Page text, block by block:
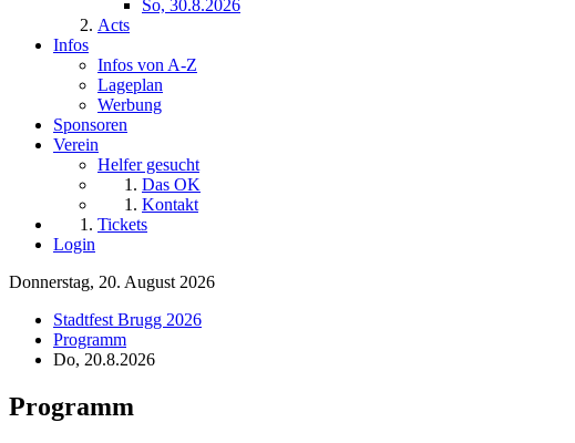
So, 30.8.2026
Acts
Infos
Infos von A-Z
Lageplan
Werbung
Sponsoren
Verein
Helfer gesucht
Das OK
Kontakt
Tickets
Login
Donnerstag, 20. August 2026
Stadtfest Brugg 2026
Programm
Do, 20.8.2026
Programm